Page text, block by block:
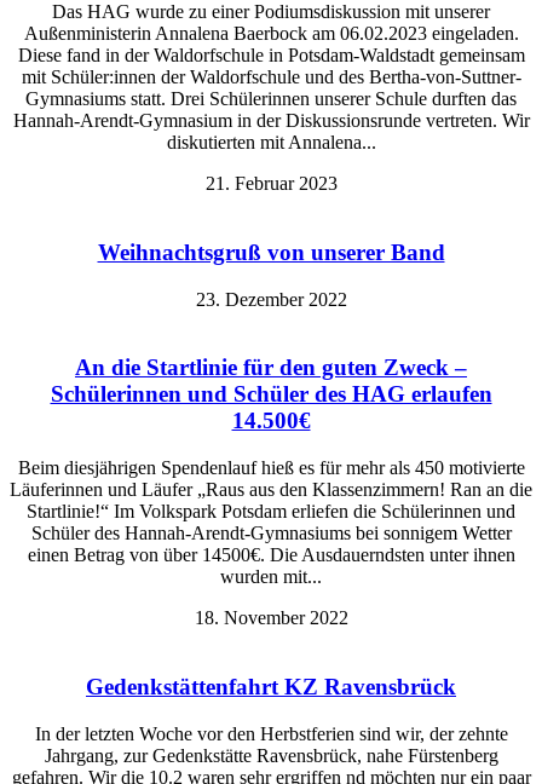
Das HAG wurde zu einer Podiumsdiskussion mit unserer
Außenministerin Annalena Baerbock am 06.02.2023 eingeladen.
Diese fand in der Waldorfschule in Potsdam-Waldstadt gemeinsam
mit Schüler:innen der Waldorfschule und des Bertha-von-Suttner-
Gymnasiums statt. Drei Schülerinnen unserer Schule durften das
Hannah-Arendt-Gymnasium in der Diskussionsrunde vertreten. Wir
diskutierten mit Annalena...
21. Februar 2023
Weihnachtsgruß von unserer Band
23. Dezember 2022
An die Startlinie für den guten Zweck –
Schülerinnen und Schüler des HAG erlaufen
14.500€
Beim diesjährigen Spendenlauf hieß es für mehr als 450 motivierte
Läuferinnen und Läufer „Raus aus den Klassenzimmern! Ran an die
Startlinie!“ Im Volkspark Potsdam erliefen die Schülerinnen und
Schüler des Hannah-Arendt-Gymnasiums bei sonnigem Wetter
einen Betrag von über 14500€. Die Ausdauerndsten unter ihnen
wurden mit...
18. November 2022
Gedenkstättenfahrt KZ Ravensbrück
In der letzten Woche vor den Herbstferien sind wir, der zehnte
Jahrgang, zur Gedenkstätte Ravensbrück, nahe Fürstenberg
gefahren. Wir die 10.2 waren sehr ergriffen nd möchten nur ein paar